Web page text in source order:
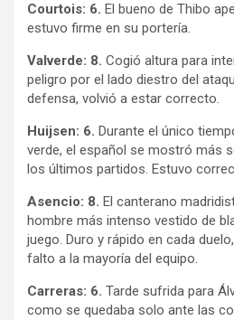
Courtois: 6. El bueno de Thibo
estuvo firme en su portería.
Valverde: 8. Cogió altura para
peligro por el lado diestro del
defensa, volvió a estar correcto.
Huijsen: 6. Durante el único
verde, el español se mostró más
los últimos partidos. Estuvo
Asencio: 8. El canterano
hombre más intenso vestido de
juego. Duro y rápido en cada
falto a la mayoría del equipo.
Carreras: 6. Tarde sufrida para
como se quedaba solo ante las